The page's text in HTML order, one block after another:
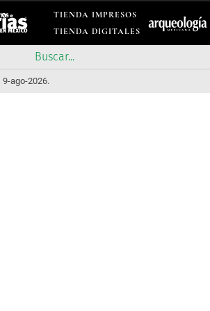
TIENDA IMPRESOS
TIENDA DIGITALES
9-ago-2026.